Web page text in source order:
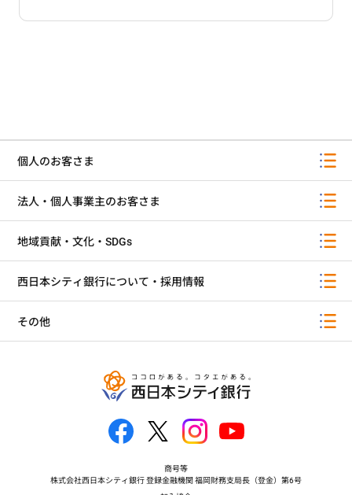
個人のお客さま
法人・個人事業主のお客さま
地域貢献・文化・SDGs
西日本シティ銀行について・採用情報
その他
商号等
株式会社西日本シティ銀行 登録金融機関 福岡財務支局長（登金）第6号